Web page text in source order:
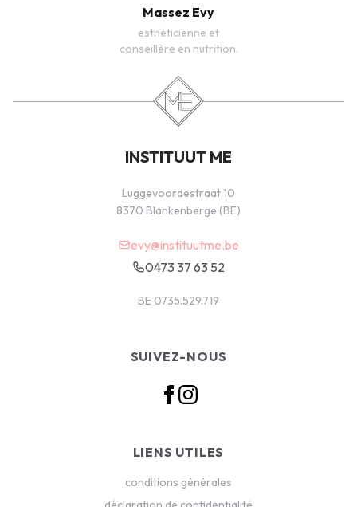
Massez Evy
esthéticienne et
conseillère en nutrition.
INSTITUUT ME
Luggevoordestraat 10
8370 Blankenberge (BE)
evy@instituutme.be
0473 37 63 52
BE 0735.529.719
SUIVEZ-NOUS
LIENS UTILES
conditions générales